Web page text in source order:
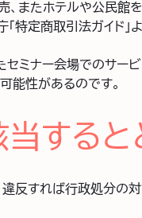
、またホテルや公民
特定商取引法ガイド」
セミナー会場でのサ
能性があるのです。
すると
反すれば行政処分の対